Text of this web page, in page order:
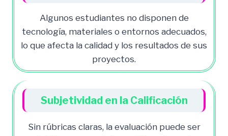
Algunos estudiantes no disponen de
tecnología, materiales o entornos adecuados,
lo que afecta la calidad y los resultados de sus
proyectos.
Subjetividad en la Calificación
Sin rúbricas claras, la evaluación puede ser